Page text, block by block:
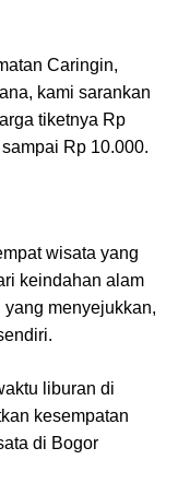
Caringin,
kami sarankan
tiketnya Rp
Rp 10.000.
wisata yang
keindahan alam
menyejukkan,
liburan di
kesempatan
di Bogor